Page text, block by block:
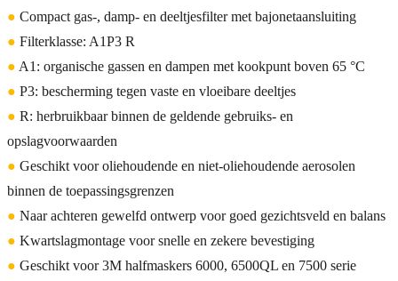
● Compact gas-, damp- en deeltjesfilter met bajonetaansluiting
● Filterklasse: A1P3 R
● A1: organische gassen en dampen met kookpunt boven 65 °C
● P3: bescherming tegen vaste en vloeibare deeltjes
● R: herbruikbaar binnen de geldende gebruiks- en
opslagvoorwaarden
● Geschikt voor oliehoudende en niet-oliehoudende aerosolen
binnen de toepassingsgrenzen
● Naar achteren gewelfd ontwerp voor goed gezichtsveld en balans
● Kwartslagmontage voor snelle en zekere bevestiging
● Geschikt voor 3M halfmaskers 6000, 6500QL en 7500 serie